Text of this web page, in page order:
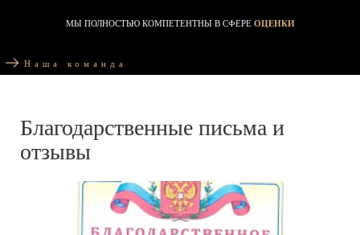
МЫ ПОЛНОСТЬЮ КОМПЕТЕНТНЫ В СФЕРЕ ОЦЕНКИ
Наша команда
Благодарственные письма и
отзывы